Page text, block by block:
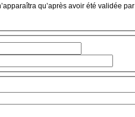
qu’après avoir été validée par